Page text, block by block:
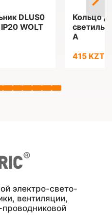
DLUS0
WOLT
Кольцо
A
415 KZT
электро-свето-
вентиляции,